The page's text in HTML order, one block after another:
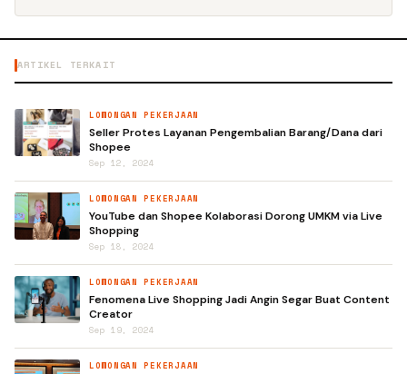
ARTIKEL TERKAIT
LOWONGAN PEKERJAAN
Seller Protes Layanan Pengembalian Barang/Dana dari
Shopee
Sep 12, 2024
LOWONGAN PEKERJAAN
YouTube dan Shopee Kolaborasi Dorong UMKM via Live
Shopping
Sep 18, 2024
LOWONGAN PEKERJAAN
Fenomena Live Shopping Jadi Angin Segar Buat Content
Creator
Sep 19, 2024
LOWONGAN PEKERJAAN